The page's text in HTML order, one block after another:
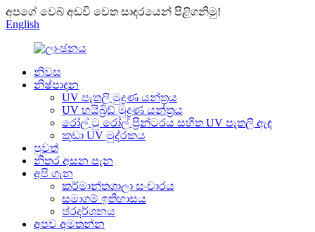
අපගේ වෙබ් අඩවි වෙත සාදරයෙන් පිළිගනිමු!
English
නිවස
නිෂ්පාදන
UV පැතලි මුද්‍රණ යන්ත්‍රය
UV හයිබ්‍රිඩ් මුද්‍රණ යන්ත්‍රය
රෝල් ටු රෝල් ප්‍රින්ටරය සහිත UV පැතලි ඇඳ
කුඩා UV මුද්රකය
පුවත්
නිතර අසන පැන
අපි ගැන
කර්මාන්තශාලා සංචාරය
සමාගම් ඉතිහාසය
ප්රදර්ශනය
අපව අමතන්න